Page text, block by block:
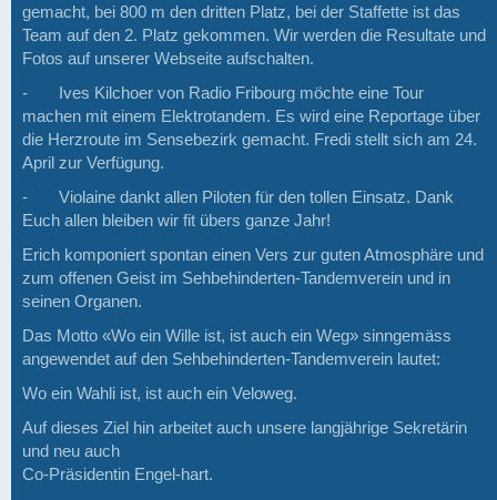
gemacht, bei 800 m den dritten Platz, bei der Staffette ist das
Team auf den 2. Platz gekommen. Wir werden die Resultate und
Fotos auf unserer Webseite aufschalten.
-
Ives Kilchoer von Radio Fribourg möchte eine Tour
machen mit einem Elektrotandem. Es wird eine Reportage über
die Herzroute im Sensebezirk gemacht. Fredi stellt sich am 24.
April zur Verfügung.
-
Violaine dankt allen Piloten für den tollen Einsatz. Dank
Euch allen bleiben wir fit übers ganze Jahr!
Erich komponiert spontan einen Vers zur guten Atmosphäre und
zum offenen Geist im Sehbehinderten-Tandemverein und in
seinen Organen.
Das Motto «Wo ein Wille ist, ist auch ein Weg» sinngemäss
angewendet auf den Sehbehinderten-Tandemverein lautet:
Wo ein Wahli ist, ist auch ein Veloweg.
Auf dieses Ziel hin arbeitet auch unsere langjährige Sekretärin
und neu auch
Co-Präsidentin Engel-hart.